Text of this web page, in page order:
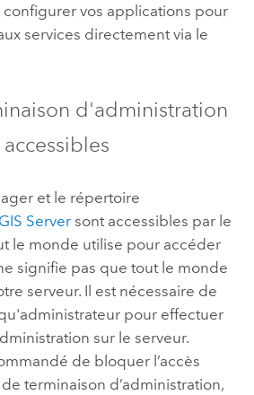
vos applications pour
services directement via le
d'administration
et le répertoire
Serversont accessibles par le
le monde utilise pour accéder
signifie pas que tout le monde
serveur. Il est nécessaire de
pour effectuer
sur le serveur.
de bloquer l’accès
terminaison d’administration,